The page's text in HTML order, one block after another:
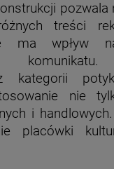
pozwala
treści
ma wpływ
komunikatu.
kategorii
nie
i
placówki